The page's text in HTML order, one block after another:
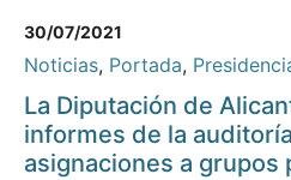
30/07/2021
Noticias, Portada,
La Diputación de
informes de la
asignaciones a grupos